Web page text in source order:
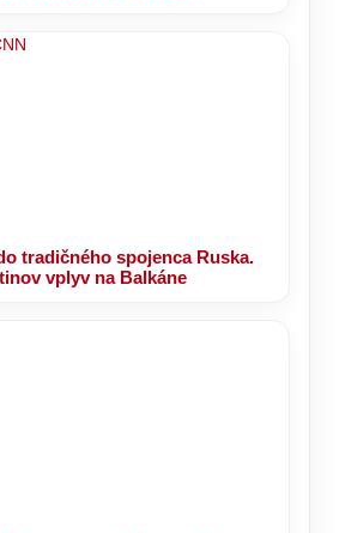
tradičného spojenca Ruska.
vplyv na Balkáne